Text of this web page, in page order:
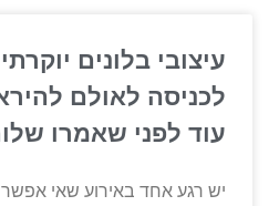
עיצובי בלונים
לכניסה לאולם
עוד לפני שאמרו
יש רגע אחד באירוע שאי